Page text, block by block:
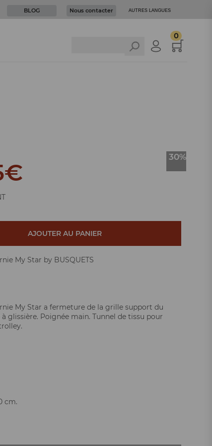
BLOG Nous contacter AUTRES LANGUES
0
30%
€
AJOUTER AU PANIER
My Star by BUSQUETS
My Star a fermeture de la grille support du
glissière. Poignée main. Tunnel de tissu pour
cm.